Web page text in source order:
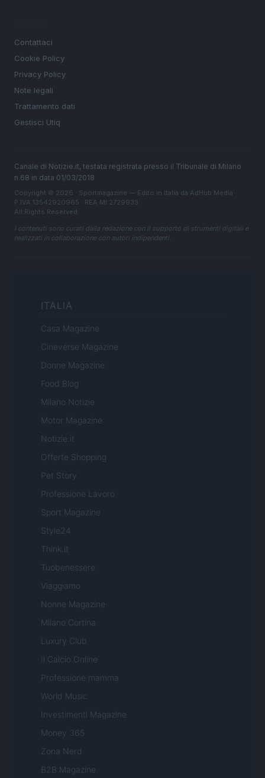
Contattaci
Cookie Policy
Privacy Policy
Note legali
Trattamento dati
Gestisci Utiq
Canale di Notizie.it, testata registrata presso il Tribunale di Milano
n.68 in data 01/03/2018
Copyright © 2026 · Sportmagazine — Edito in Italia da AdHub Media
P.IVA 13542920965 · REA MI 2729933
All Rights Reserved
I contenuti sono curati dalla redazione con il supporto di strumenti digitali e
realizzati in collaborazione con autori indipendenti.
ITALIA
Casa Magazine
Cineverse Magazine
Donne Magazine
Food Blog
Milano Notizie
Motor Magazine
Notizie.it
Offerte Shopping
Pet Story
Professione Lavoro
Sport Magazine
Style24
Think.it
Tuobenessere
Viaggiamo
Nonne Magazine
Milano Cortina
Luxury Club
Il Calcio Online
Professione mamma
World Music
Investimenti Magazine
Money 365
Zona Nerd
B2B Magazine